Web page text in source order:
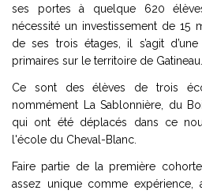
ses portes à quelque 620
nécessité un investissement de 15
de ses trois étages, il s’agit
primaires sur le territoire de Gatineau.
Ce sont des élèves de trois
nommément La Sablonnière, du
qui ont été déplacés dans ce
l'école du Cheval-Blanc.
Faire partie de la première
assez unique comme